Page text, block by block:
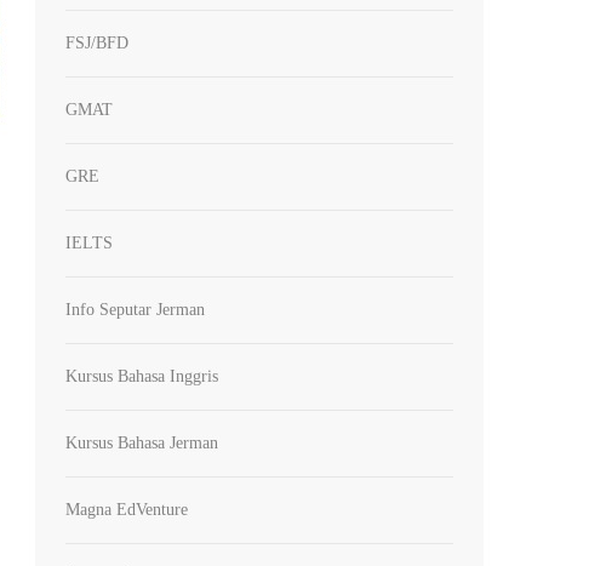
FSJ/BFD
GMAT
GRE
IELTS
Info Seputar Jerman
Kursus Bahasa Inggris
Kursus Bahasa Jerman
Magna EdVenture